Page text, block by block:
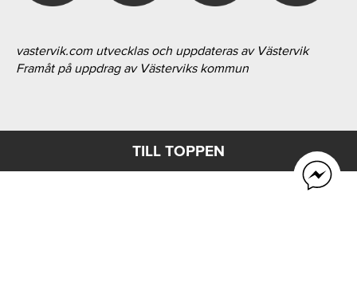
vastervik.com utvecklas och uppdateras av Västervik
Framåt på uppdrag av Västerviks kommun
TILL TOPPEN